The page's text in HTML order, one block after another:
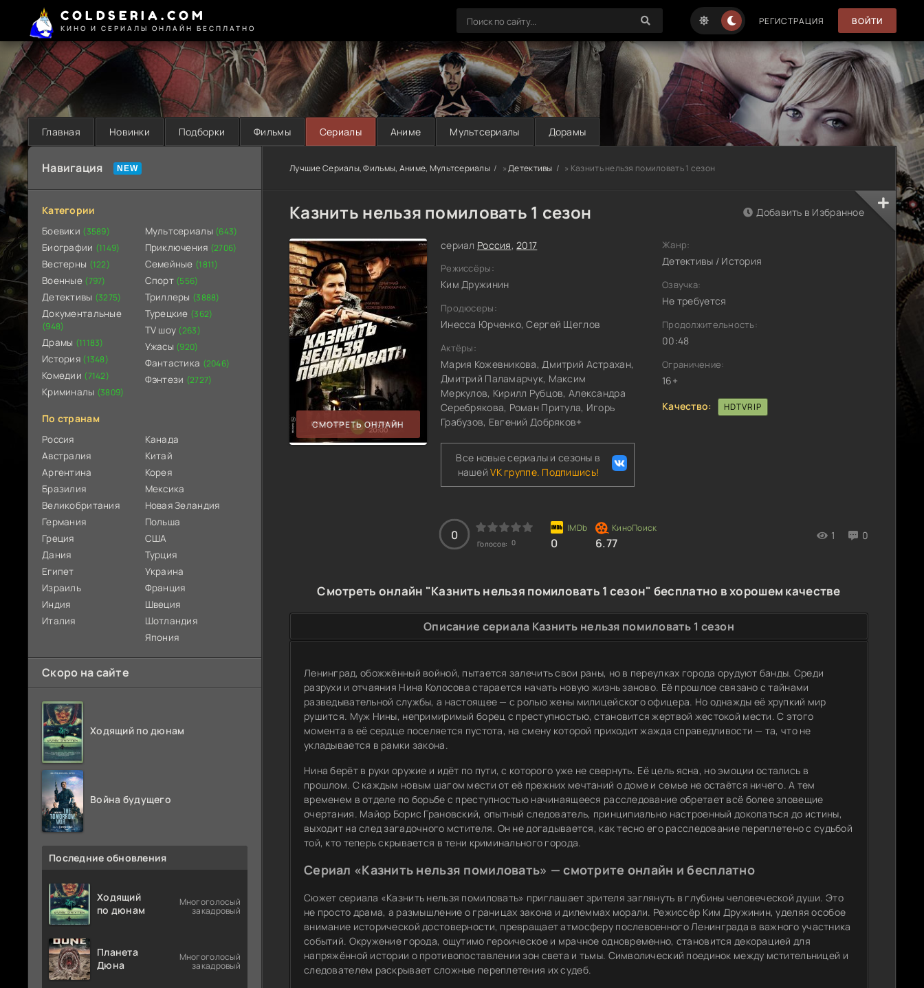
COLDSERIA.COM
КИНО И СЕРИАЛЫ ОНЛАЙН БЕСПЛАТНО
РЕГИСТРАЦИЯ ВОЙТИ
Главная Новинки Подборки Фильмы Сериалы Аниме Мультсериалы Дорамы
Навигация
Категории
Боевики (3589)
Биографии (1149)
Вестерны (122)
Военные (797)
Детективы (3275)
Документальные
(948)
Драмы (11183)
История (1348)
Комедии (7142)
Криминалы (3809)
Мультсериалы (643)
Приключения (2706)
Семейные (1811)
Спорт (556)
Триллеры (3888)
Турецкие (362)
TV шоу (263)
Ужасы (920)
Фантастика (2046)
Фэнтези (2727)
По странам
Россия
Австралия
Аргентина
Бразилия
Великобритания
Германия
Греция
Дания
Египет
Израиль
Индия
Италия
Канада
Китай
Корея
Мексика
Новая Зеландия
Польша
США
Турция
Украина
Франция
Швеция
Шотландия
Япония
Скоро на сайте
Ходящий по дюнам
Война будущего
Последние обновления
Ходящий
по дюнам
Многоголосый
закадровый
Планета
Дюна
Многоголосый
закадровый
Лучшие Сериалы, Фильмы, Аниме, Мультсериалы »Детективы » Казнить нельзя помиловать 1 сезон
Казнить нельзя помиловать 1 сезон
СМОТРЕТЬ ОНЛАЙН
сериал Россия,2017
Режиссёры:
Ким Дружинин
Продюсеры:
Инесса Юрченко, Сергей Щеглов
Актёры:
Мария Кожевникова, Дмитрий Астрахан,
Дмитрий Паламарчук, Максим
Меркулов, Кирилл Рубцов, Александра
Серебрякова, Роман Притула, Игорь
Грабузов, Евгений Добряков+
Все новые сериалы и сезоны в
нашейVK группе. Подпишись!
0
Голосов: 0 0 6.77
1 0
Добавить в Избранное
Жанр:
Детективы / История
Озвучка:
Не требуется
Продолжительность:
00:48
Ограничение:
16+
Качество:
HDTVRIP
Смотреть онлайн "Казнить нельзя помиловать 1 сезон" бесплатно в хорошем качестве
Описание сериала Казнить нельзя помиловать 1 сезон
Ленинград, обожжённый войной, пытается залечить свои раны, но в переулках города орудуют банды. Среди
разрухи и отчаяния Нина Колосова старается начать новую жизнь заново. Её прошлое связано с тайнами
разведывательной службы, а настоящее — с ролью жены милицейского офицера. Но однажды её хрупкий мир
рушится. Муж Нины, непримиримый борец с преступностью, становится жертвой жестокой мести. С этого
момента в её сердце поселяется пустота, на смену которой приходит жажда справедливости — та, что не
укладывается в рамки закона.
Нина берёт в руки оружие и идёт по пути, с которого уже не свернуть. Её цель ясна, но эмоции остались в
прошлом. С каждым новым шагом мести от её прежних мечтаний о доме и семье не остаётся ничего. А тем
временем в отделе по борьбе с преступностью начинаящееся расследование обретает всё более зловещие
очертания. Майор Борис Грановский, опытный следователь, принципиально настроенный докопаться до истины,
выходит на след загадочного мстителя. Он не догадывается, как тесно его расследование переплетено с судьбой
той, кто теперь скрывается в тени криминального города.
Сериал «Казнить нельзя помиловать» — смотрите онлайн и бесплатно
Сюжет сериала «Казнить нельзя помиловать» приглашает зрителя заглянуть в глубины человеческой души. Это
не просто драма, а размышление о границах закона и дилеммах морали. Режиссёр Ким Дружинин, уделяя особое
внимание исторической достоверности, превращает атмосферу послевоенного Ленинграда в важного участника
событий. Окружение города, ощутимо героическое и мрачное одновременно, становится декорацией для
напряжённой истории о противопоставлении зон света и тьмы. Символический поединок между мстительницей и
следователем раскрывает сложные переплетения их судеб.